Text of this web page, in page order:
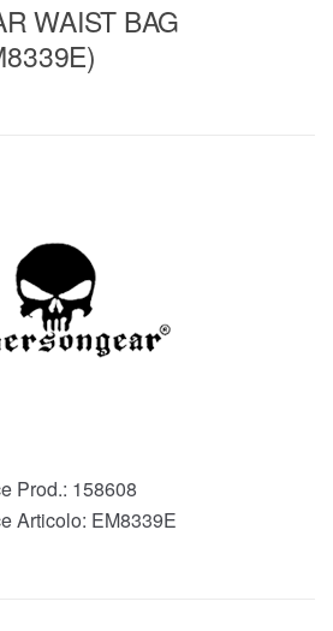
WAIST BAG
Prod.: 158608
Articolo: EM8339E